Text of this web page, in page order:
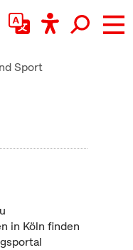
Sport
in Köln finden